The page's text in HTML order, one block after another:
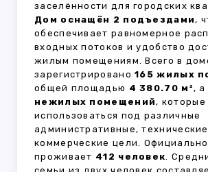
заселённости для городских
Дом оснащён 2 подъездами,
обеспечивает равномерное
входных потоков и удобство
жилым помещениям. Всего в
зарегистрировано165 жилых
общей площадью 4 380.70 м², а
нежилых помещений, которые
использоваться под различные
административные,
коммерческие цели.
проживает 412 человек.